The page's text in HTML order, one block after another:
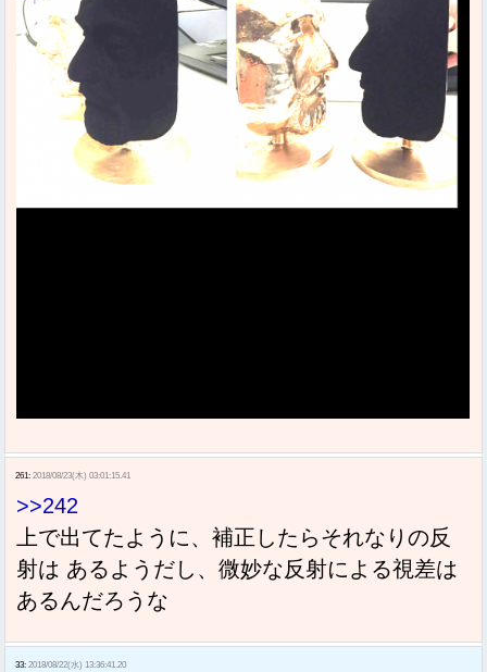
261: 2018/08/23(木) 03:01:15.41
>>242
上で出てたように、補正したらそれなりの反
射は あるようだし、微妙な反射による視差は
あるんだろうな
33: 2018/08/22(水) 13:36:41.20